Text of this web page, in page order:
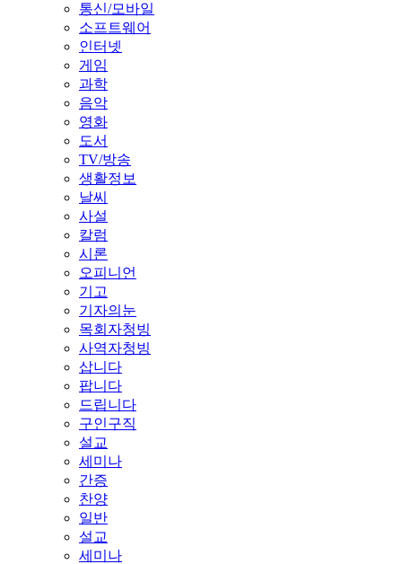
통신/모바일
소프트웨어
인터넷
게임
과학
음악
영화
도서
TV/방송
생활정보
날씨
사설
칼럼
시론
오피니언
기고
기자의눈
목회자청빙
사역자청빙
삽니다
팝니다
드립니다
구인구직
설교
세미나
간증
찬양
일반
설교
세미나